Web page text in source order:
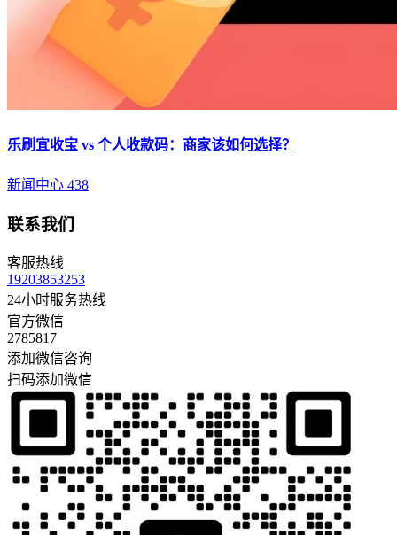
乐刷宜收宝 vs 个人收款码：商家该如何选择？
新闻中心 438
联系我们
客服热线
19203853253
24小时服务热线
官方微信
2785817
添加微信咨询
扫码添加微信